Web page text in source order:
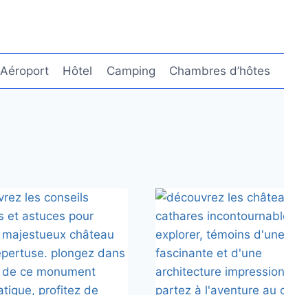
Aéroport Hôtel Camping Chambres d’hôtes